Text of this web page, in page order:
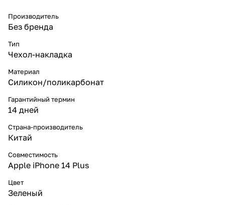
Производитель
Без бренда
Тип
Чехол-накладка
Материал
Силикон/поликарбонат
Гарантийный термин
14 дней
Страна-производитель
Китай
Совместимость
Apple iPhone 14 Plus
Цвет
Зеленый